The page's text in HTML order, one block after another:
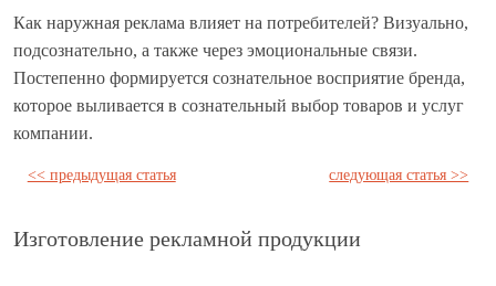
Как наружная реклама влияет на потребителей? Визуально,
подсознательно, а также через эмоциональные связи.
Постепенно формируется сознательное восприятие бренда,
которое выливается в сознательный выбор товаров и услуг
компании.
<< предыдущая статья следующая статья >>
Изготовление рекламной продукции